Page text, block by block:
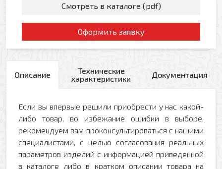
Смотреть в каталоге (pdf)
Оформить заявку
Описание
Технические
характеристики
Документация
Если вы впервые решили приобрести у нас какой-
либо товар, во избежание ошибки в выборе,
рекомендуем вам проконсультироваться с нашими
специалистами, с целью согласования реальных
параметров изделий с информацией приведенной
в каталоге либо в кратком описании товара на